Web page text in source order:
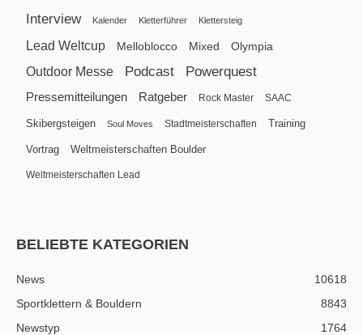
Interview Kalender Kletterführer Klettersteig
Lead Weltcup Melloblocco Mixed Olympia
Outdoor Messe Podcast Powerquest
Pressemitteilungen Ratgeber Rock Master SAAC
Skibergsteigen Soul Moves Stadtmeisterschaften Training
Vortrag Weltmeisterschaften Boulder
Weltmeisterschaften Lead
BELIEBTE KATEGORIEN
News
10618
Sportklettern & Bouldern
8843
Newstyp
1764